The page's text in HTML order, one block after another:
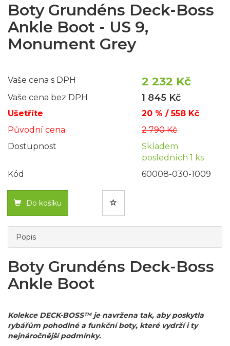
Boty Grundéns Deck-Boss
Ankle Boot - US 9,
Monument Grey
Vaše cena s DPH 2 232 Kč
Vaše cena bez DPH 1 845 Kč
Ušetříte
20 % / 558 Kč
Původní cena
2 790 Kč
Dostupnost
Skladem
posledních 1 ks
Kód
60008-030-1009
Do košíku
Popis
Boty Grundéns Deck-Boss
Ankle Boot
Kolekce DECK-BOSS™ je navržena tak, aby poskytla
rybářům pohodlné a funkční boty, které vydrží i ty
nejnáročnější podmínky.